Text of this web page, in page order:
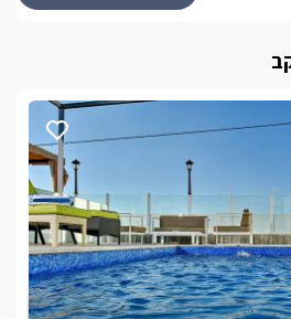
והים התיכון בימים של ראות בהירה.
הסוויטה כוללת בריכה מחוממת ומקורה בחורף וכן חימום פנימי
לבנים חמים ומפנק.